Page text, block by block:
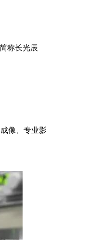
称长光辰
像、专业影